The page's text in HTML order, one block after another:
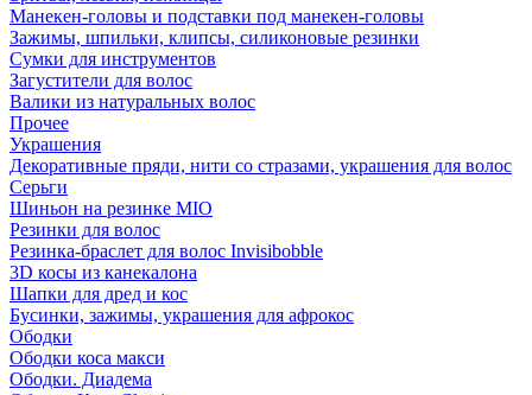
Манекен-головы и подставки под манекен-головы
Зажимы, шпильки, клипсы, силиконовые резинки
Сумки для инструментов
Загустители для волос
Валики из натуральных волос
Прочее
Украшения
Декоративные пряди, нити со стразами, украшения для волос
Серьги
Шиньон на резинке MIO
Резинки для волос
Резинка-браслет для волос Invisibobble
3D косы из канекалона
Шапки для дред и кос
Бусинки, зажимы, украшения для афрокос
Ободки
Ободки коса макси
Ободки. Диадема